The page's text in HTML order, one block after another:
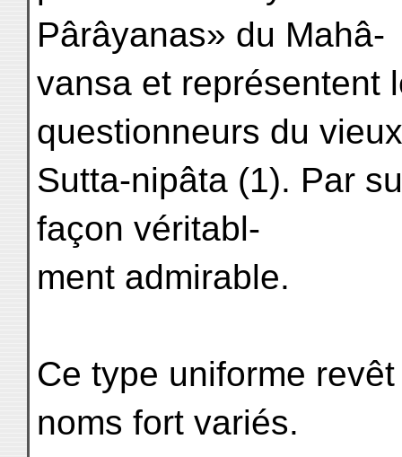
Pârâyanas» du Mahâ-
vansa et représentent
questionneurs du vieux
Sutta-nipâta (1). Par
façon véritabl-
ment admirable.
Ce type uniforme
noms fort variés.